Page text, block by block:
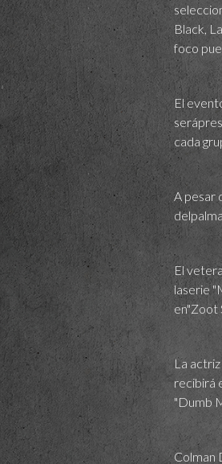
Black,
foco
El
cada
A pesar
El
laserie
en"Zoot
La
recibirá
"Dumb
Colman